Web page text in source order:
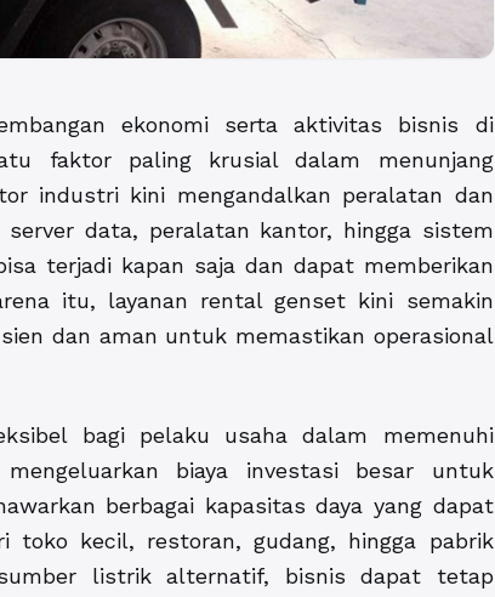
ekonomi serta aktivitas bisnis di
faktor paling krusial dalam menunjang
industri kini mengandalkan peralatan dan
data, peralatan kantor, hingga sistem
terjadi kapan saja dan dapat memberikan
itu, layanan rental genset kini semakin
dan aman untuk memastikan operasional
bagi pelaku usaha dalam memenuhi
biaya investasi besar untuk
berbagai kapasitas daya yang dapat
toko kecil, restoran, gudang, hingga pabrik
listrik alternatif, bisnis dapat tetap